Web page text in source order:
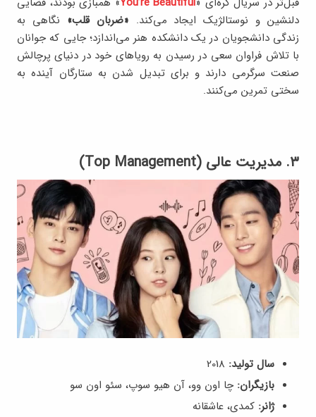
دلنشین و نوستالژیک ایجاد می‌کند. «ضربان قلب» نگاهی به
زندگی دانشجویان در یک دانشکده هنر می‌اندازد؛ جایی که جوانان
با تلاش فراوان سعی در رسیدن به رویاهای خود در دنیای پرچالش
صنعت سرگرمی دارند و برای تبدیل شدن به ستارگان آینده به
سختی تمرین می‌کنند.
۳. مدیریت عالی (Top Management)
سال تولید:
بازیگران: چا اون وو، آن هیو سوپ، سئو اون سو
ژانر: کمدی، عاشقانه